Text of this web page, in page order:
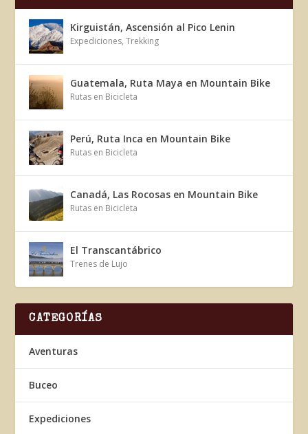
Kirguistán, Ascensión al Pico Lenin
Expediciones,Trekking
Guatemala, Ruta Maya en Mountain Bike
Rutas en Bicicleta
Perú, Ruta Inca en Mountain Bike
Rutas en Bicicleta
Canadá, Las Rocosas en Mountain Bike
Rutas en Bicicleta
El Transcantábrico
Trenes de Lujo
CATEGORÍAS
Aventuras
Buceo
Expediciones